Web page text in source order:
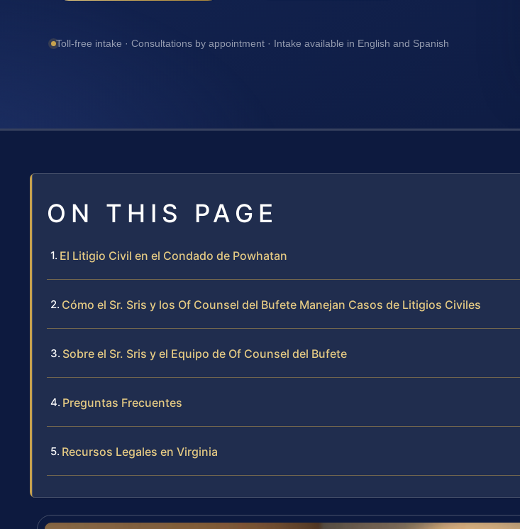
Toll-free intake · Consultations by appointment · Intake available in English and Spanish
ON THIS PAGE
El Litigio Civil en el Condado de Powhatan
Cómo el Sr. Sris y los Of Counsel del Bufete Manejan Casos de Litigios Civiles
Sobre el Sr. Sris y el Equipo de Of Counsel del Bufete
Preguntas Frecuentes
Recursos Legales en Virginia